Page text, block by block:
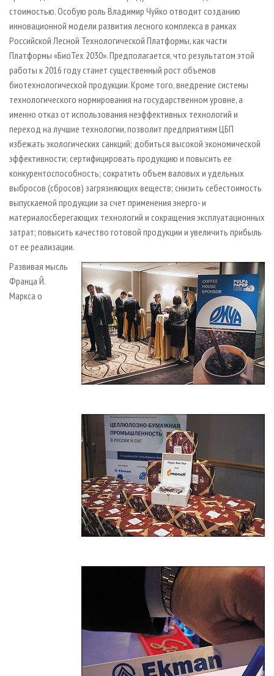
стоимостью. Особую роль Владимир Чуйко отводит созданию
инновационной модели развития лесного комплекса в рамках
Российской Лесной Технологической Платформы, как части
Платформы «БиоТех 2030». Предполагается, что результатом этой
работы к 2016 году станет существенный рост объемов
биотехнологической продукции. Кроме того, внедрение системы
технологического нормирования на государственном уровне, а
именно отказ от использования неэффективных технологий и
переход на лучшие технологии, позволит предприятиям ЦБП
избежать экологических санкций; добиться высокой экономической
эффективности; сертифицировать продукцию и повысить ее
конкурентоспособность; сократить объем валовых и удельных
выбросов (сбросов) загрязняющих веществ; снизить себестоимость
выпускаемой продукции за счет применения энерго- и
материалосберегающих технологий и сокращения эксплуатационных
затрат; повысить качество готовой продукции и увеличить прибыль
от ее реализации.
Развивая мысль
Франца Й.
Маркса о